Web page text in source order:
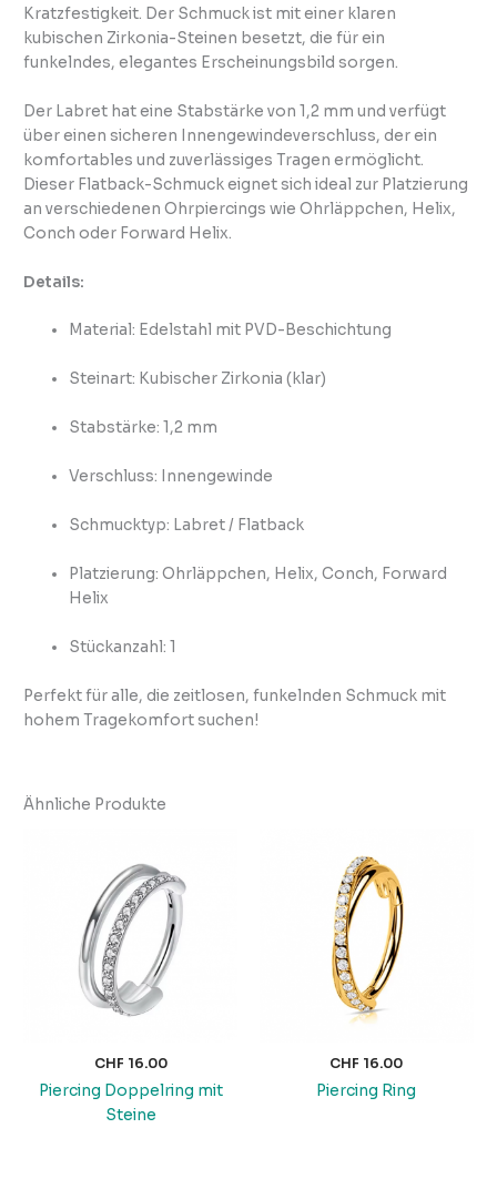
Kratzfestigkeit. Der Schmuck ist mit einer klaren
kubischen Zirkonia-Steinen besetzt, die für ein
funkelndes, elegantes Erscheinungsbild sorgen.
Der Labret hat eine Stabstärke von 1,2 mm und verfügt
über einen sicheren Innengewindeverschluss, der ein
komfortables und zuverlässiges Tragen ermöglicht.
Dieser Flatback-Schmuck eignet sich ideal zur Platzierung
an verschiedenen Ohrpiercings wie Ohrläppchen, Helix,
Conch oder Forward Helix.
Details:
Material: Edelstahl mit PVD-Beschichtung
Steinart: Kubischer Zirkonia (klar)
Stabstärke: 1,2 mm
Verschluss: Innengewinde
Schmucktyp: Labret / Flatback
Platzierung: Ohrläppchen, Helix, Conch, Forward
Helix
Stückanzahl: 1
Perfekt für alle, die zeitlosen, funkelnden Schmuck mit
hohem Tragekomfort suchen!
Ähnliche Produkte
CHF 16.00
Piercing Doppelring mit
Steine
CHF 16.00
Piercing Ring